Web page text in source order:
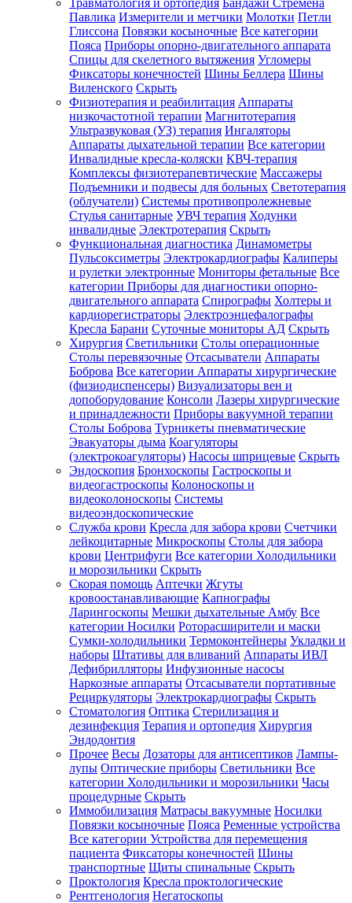
Травматология и ортопедия Бандажи Стремена
Павлика Измерители и метчики Молотки Петли
Глиссона Повязки косыночные Все категории
Пояса Приборы опорно-двигательного аппарата
Спицы для скелетного вытяжения Угломеры
Фиксаторы конечностей Шины Беллера Шины
Виленского Скрыть
Физиотерапия и реабилитация Аппараты
низкочастотной терапии Магнитотерапия
Ультразвуковая (УЗ) терапия Ингаляторы
Аппараты дыхательной терапии Все категории
Инвалидные кресла-коляски КВЧ-терапия
Комплексы физиотерапевтические Массажеры
Подъемники и подвесы для больных Светотерапия
(облучатели) Системы противопролежневые
Стулья санитарные УВЧ терапия Ходунки
инвалидные Электротерапия Скрыть
Функциональная диагностика Динамометры
Пульсоксиметры Электрокардиографы Калиперы
и рулетки электронные Мониторы фетальные Все
категории Приборы для диагностики опорно-
двигательного аппарата Спирографы Холтеры и
кардиорегистраторы Электроэнцефалографы
Кресла Барани Суточные мониторы АД Скрыть
Хирургия Светильники Столы операционные
Столы перевязочные Отсасыватели Аппараты
Боброва Все категории Аппараты хирургические
(физиодиспенсеры) Визуализаторы вен и
допоборудование Консоли Лазеры хирургические
и принадлежности Приборы вакуумной терапии
Столы Боброва Турникеты пневматические
Эвакуаторы дыма Коагуляторы
(электрокоагуляторы) Насосы шприцевые Скрыть
Эндоскопия Бронхоскопы Гастроскопы и
видеогастроскопы Колоноскопы и
видеоколоноскопы Системы
видеоэндоскопические
Служба крови Кресла для забора крови Счетчики
лейкоцитарные Микроскопы Столы для забора
крови Центрифуги Все категории Холодильники
и морозильники Скрыть
Скорая помощь Аптечки Жгуты
кровоостанавливающие Капнографы
Ларингоскопы Мешки дыхательные Амбу Все
категории Носилки Роторасширители и маски
Сумки-холодильники Термоконтейнеры Укладки и
наборы Штативы для вливаний Аппараты ИВЛ
Дефибрилляторы Инфузионные насосы
Наркозные аппараты Отсасыватели портативные
Рециркуляторы Электрокардиографы Скрыть
Стоматология Оптика Стерилизация и
дезинфекция Терапия и ортопедия Хирургия
Эндодонтия
Прочее Весы Дозаторы для антисептиков Лампы-
лупы Оптические приборы Светильники Все
категории Холодильники и морозильники Часы
процедурные Скрыть
Иммобилизация Матрасы вакуумные Носилки
Повязки косыночные Пояса Ременные устройства
Все категории Устройства для перемещения
пациента Фиксаторы конечностей Шины
транспортные Щиты спинальные Скрыть
Проктология Кресла проктологические
Рентгенология Негатоскопы